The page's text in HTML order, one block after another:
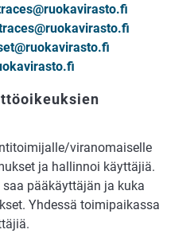
viranomaiselle
ja hallinnoi käyttäjiä.
pääkäyttäjän ja kuka
Yhdessä toimipaikassa